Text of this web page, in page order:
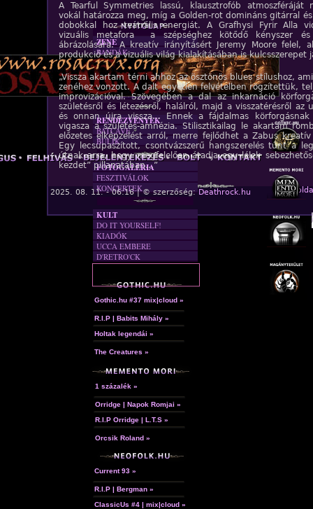
A Tearful Symmetries lassú, klausztrofób atmoszféráját
vokál határozza meg, míg a Golden-rot domináns gitárral
dobokkal hoz teátrális energiát. A Grafhysi Fyrir Alla
vizuális metafora a szépséghez kötődő kényszer és
ábrázolására. A kreatív irányításért Jeremy Moore felel,
produkció és a vizuális világ kialakításában is kulcsszerepet
„Vissza akartam térni ahhoz az ösztönös blues stílushoz,
zenéhez vonzott. A dalt egyetlen felvételben rögzítettük,
improvizációval. Szövegében a dal az inkarnáció
születésről és létezésről, halálról, majd a visszatérésről az
és onnan újra vissza… Ennek a fájdalmas körforgásnak
vigasza a születés-amnézia. Stilisztikailag le akartam
előzetes elképzelést arról, merre fejlődhet a Zabus
Egy lecsupaszított, csontvázszerű hangszerelés tűnt a
útnak arra, hogy megfelelően átadja egy lélek
kezdet” pillanatában…”
A stúdiómunka több szakaszban, 2024 augusztusa és
között zajlott a washingtoni SV Studiosban, Andy
segítségével. A Shadow Genesis EP tökéletesen
sokszínűségét, elmélyült hangzásait és filozofikus
izgalmas ízelítőt ad a közelgő nagylemezből.
bejelentkezés
2025. 08. 11. - 06:16 | © szerzőség:Deathrock.hu «
ZENE
BANDÁK
DVD
INTERJÚK
FORDÍTÁSOK
DALSZÖVEGEK
RENDEZVÉNYEK
BATCAVE
AKTUÁLIS
A MÚLT
BULIK
FOTÓGALÉRIA
FESZTIVÁLOK
KONCERTEK
KULT
DO IT YOURSELF!
KIADÓK
UCCA EMBERE
D'RETRO'CK
Gothic.hu #37 mix|cloud »
R.I.P | Babits Mihály »
Holtak legendái »
The Creatures »
1 százalék »
Orridge | Napok Romjai »
R.I.P Orridge | L.T.S »
Orcsik Roland »
Current 93 »
R.I.P | Bergman »
ClassicUs #4 | mix|cloud »